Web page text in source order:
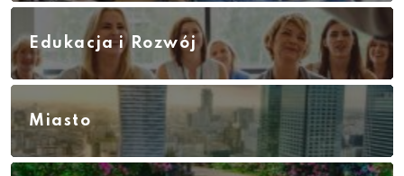
Edukacja i Rozwój
Miasto